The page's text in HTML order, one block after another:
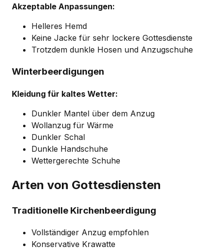
Akzeptable Anpassungen:
Helleres Hemd
Keine Jacke für sehr lockere Gottesdienste
Trotzdem dunkle Hosen und Anzugschuhe
Winterbeerdigungen
Kleidung für kaltes Wetter:
Dunkler Mantel über dem Anzug
Wollanzug für Wärme
Dunkler Schal
Dunkle Handschuhe
Wettergerechte Schuhe
Arten von Gottesdiensten
Traditionelle Kirchenbeerdigung
Vollständiger Anzug empfohlen
Konservative Krawatte